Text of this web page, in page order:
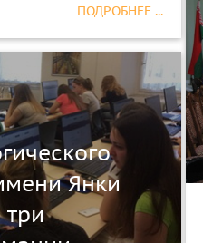
ПОДРОБНЕЕ ...
Янки
три